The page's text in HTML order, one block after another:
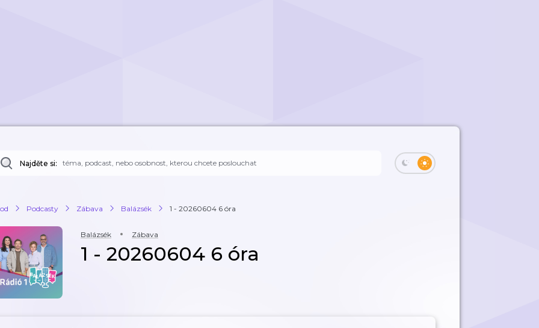
Najděte si:
Podcasty Zábava Balázsék 1 - 20260604 6 óra
Balázsék Zábava
1 - 20260604 6 óra